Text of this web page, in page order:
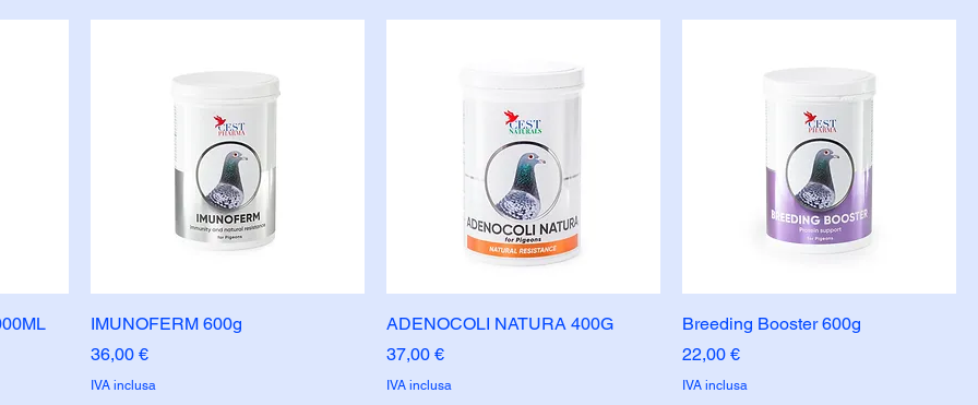
IMUNOFERM 600g
Prezzo
36,00 €
IVA inclusa
ADENOCOLI NATURA 400G
Prezzo
37,00 €
IVA inclusa
Breeding Booster 600g
Prezzo
22,00 €
IVA inclusa